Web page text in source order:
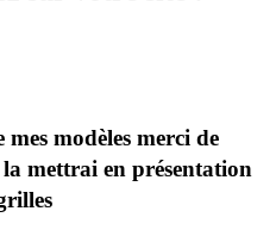
modèles merci de
mettrai en présentation